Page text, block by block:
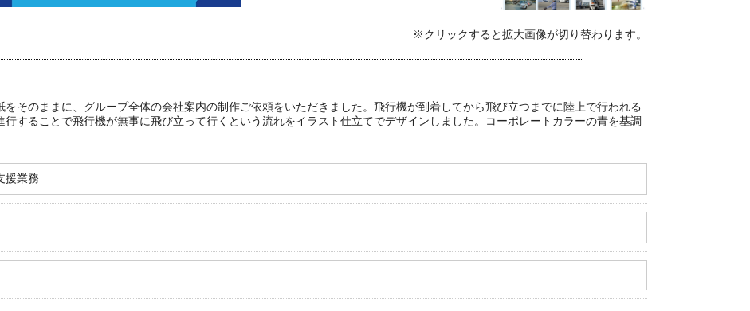
※クリックすると拡大画像が切り替わります。
そのままに、グループ全体の会社案内の制作ご依頼をいただきました。飛行機が到着してから飛び立つまでに陸上で行われる
することで飛行機が無事に飛び立って行くという流れをイラスト仕立てでデザインしました。コーポレートカラーの青を基調
援業務